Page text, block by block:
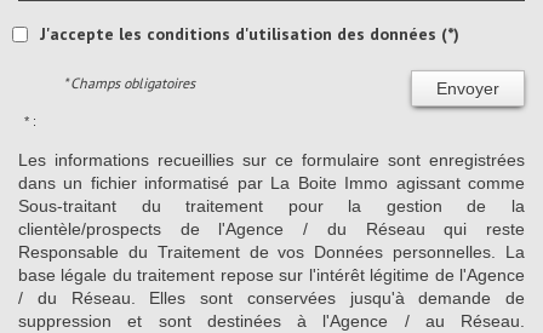
J'accepte les conditions d'utilisation des données (*)
Envoyer
* Champs obligatoires
* :
Les informations recueillies sur ce formulaire sont enregistrées
dans un fichier informatisé par La Boite Immo agissant comme
Sous-traitant du traitement pour la gestion de la
clientèle/prospects de l'Agence / du Réseau qui reste
Responsable du Traitement de vos Données personnelles. La
base légale du traitement repose sur l'intérêt légitime de l'Agence
/ du Réseau. Elles sont conservées jusqu'à demande de
suppression et sont destinées à l'Agence / au Réseau.